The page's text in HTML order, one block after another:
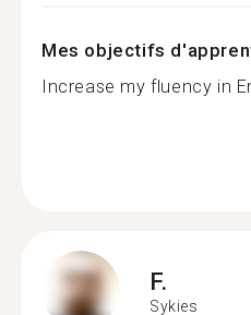
Mes objectifs
Increase my fluency in
F.
Sykies